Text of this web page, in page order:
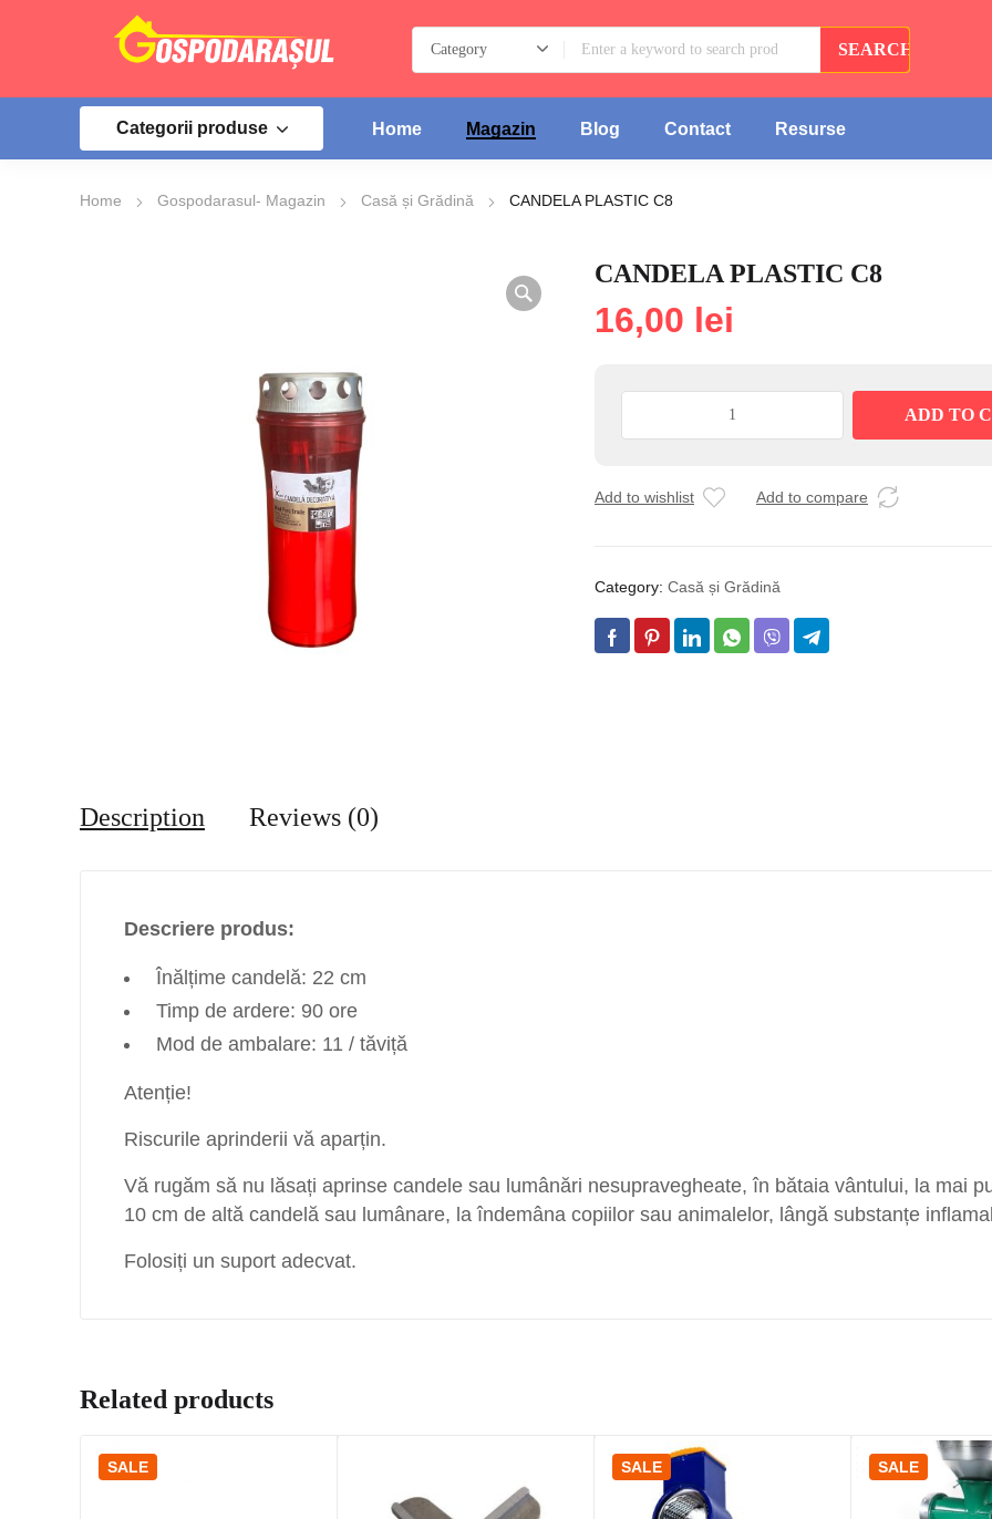
Categorii produse Home Magazin Blog Contact Resurse
Home Gospodarasul- Magazin Casă și Grădină CANDELA PLASTIC C8
CANDELA PLASTIC C8
16,00 lei
ADD TO
Add to wishlist Add to compare
Category: Casă și Grădină
Description Reviews (0)
Descriere produs:
Înălțime candelă: 22 cm
Timp de ardere: 90 ore
Mod de ambalare: 11 / tăviță
Atenție!
Riscurile aprinderii vă aparțin.
Vă rugăm să nu lăsați aprinse candele sau lumânări nesupravegheate, în bătaia vântului, la mai
10 cm de altă candelă sau lumânare, la îndemâna copiilor sau animalelor, lângă substanțe
Folosiți un suport adecvat.
Related products
SALE SALE SALE